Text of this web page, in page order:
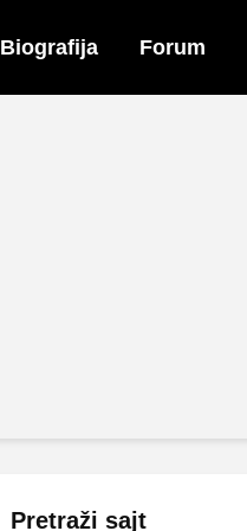
Biografija Forum
Pretraži sajt